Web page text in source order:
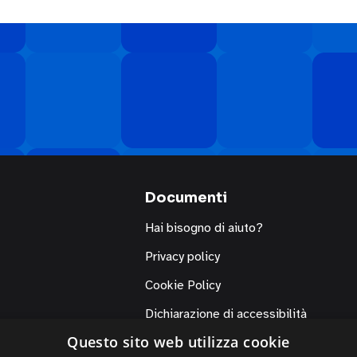
Documenti
Hai bisogno di aiuto?
Privacy policy
Cookie Policy
Dichiarazione di accessibilità
Questo sito web utilizza cookie